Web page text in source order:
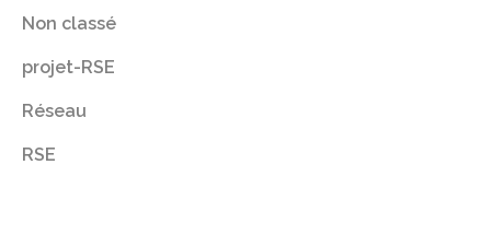
Non classé
projet-RSE
Réseau
RSE